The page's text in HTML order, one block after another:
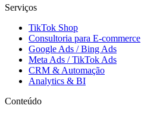
Serviços
TikTok Shop
Consultoria para E-commerce
Google Ads / Bing Ads
Meta Ads / TikTok Ads
CRM & Automação
Analytics & BI
Conteúdo